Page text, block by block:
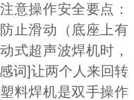
意操作安全要点：
止滑动（底座上有
式超声波焊机时，
词]让两个人来回转
料焊机是双手操作